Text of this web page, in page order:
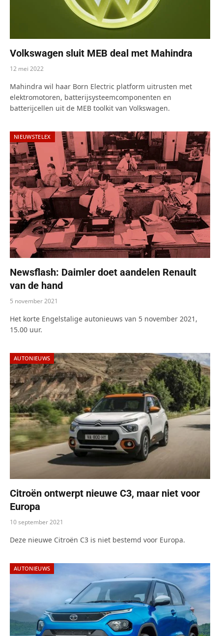
Volkswagen sluit MEB deal met Mahindra
12 mei 2022
Mahindra wil haar Born Electric platform uitrusten met
elektromotoren, batterijsysteemcomponenten en
batterijcellen uit de MEB toolkit van Volkswagen.
NIEUWSTELEX
Newsflash: Daimler doet aandelen Renault
van de hand
5 november 2021
Het korte Engelstalige autonieuws van 5 november 2021,
15.00 uur.
AUTONIEUWS
Citroën ontwerpt nieuwe C3, maar niet voor
Europa
10 september 2021
Deze nieuwe Citroën C3 is niet bestemd voor Europa.
AUTONIEUWS